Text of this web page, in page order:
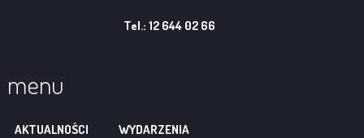
Tel.: 12 644 02 66
menu
AKTUALNOŚCI
WYDARZENIA